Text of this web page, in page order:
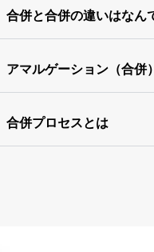
ることは、会社の合併で
合併と合併の違いはなん
が、合併とは、同じ事業
のいずれも法人を失うこ
アマルゲーション（合併
競争の撲滅
商品価格が安定する
合併プロセスとは